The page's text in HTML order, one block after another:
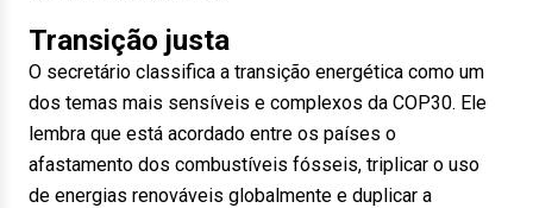
Transição justa
O secretário classifica a transição energética como um
dos temas mais sensíveis e complexos da COP30. Ele
lembra que está acordado entre os países o
afastamento dos combustíveis fósseis, triplicar o uso
de energias renováveis globalmente e duplicar a